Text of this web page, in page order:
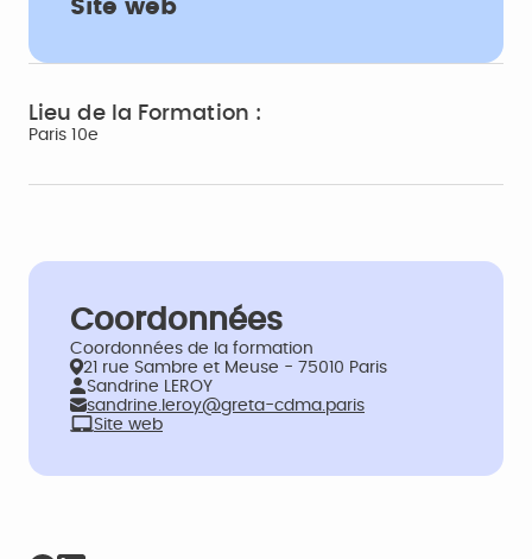
Site web
Lieu de la Formation :
Paris 10e
Coordonnées
Coordonnées de la formation
21 rue Sambre et Meuse - 75010 Paris
Sandrine LEROY
sandrine.leroy@greta-cdma.paris
Site web